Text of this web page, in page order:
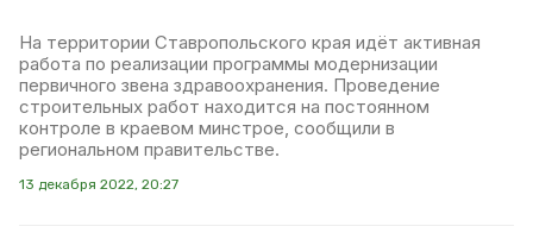
На территории Ставропольского края идёт активная
работа по реализации программы модернизации
первичного звена здравоохранения. Проведение
строительных работ находится на постоянном
контроле в краевом минстрое, сообщили в
региональном правительстве.
13 декабря 2022, 20:27